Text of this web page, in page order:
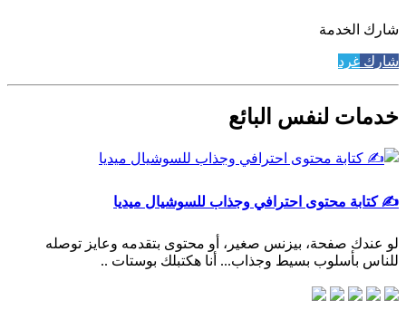
شارك الخدمة
شارك غرد
خدمات لنفس البائع
✍️ كتابة محتوى احترافي وجذاب للسوشيال ميديا
لو عندك صفحة، بيزنس صغير، أو محتوى بتقدمه وعايز توصله
للناس بأسلوب بسيط وجذاب... أنا هكتبلك بوستات ..